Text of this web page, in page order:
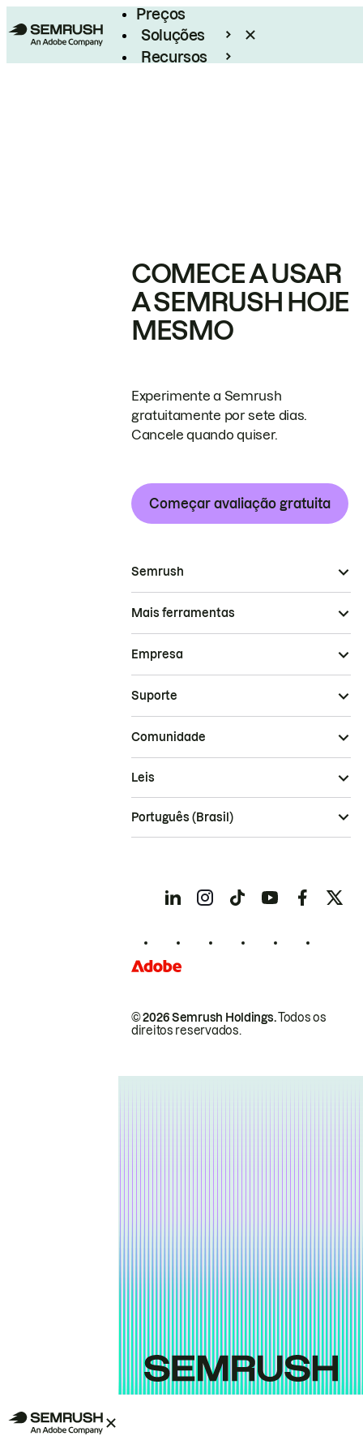
Preços
Soluções
Recursos
COMECE A USAR
A SEMRUSH HOJE
MESMO
Experimente a Semrush
gratuitamente por sete dias.
Cancele quando quiser.
Começar avaliação gratuita
Semrush
Mais ferramentas
Empresa
Suporte
Comunidade
© 2026 Semrush Holdings.Todos os
direitos reservados.
Leis
Português (Brasil)